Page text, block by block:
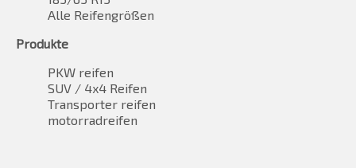
Alle Reifengrößen
Produkte
PKW reifen
SUV / 4x4 Reifen
Transporter reifen
motorradreifen